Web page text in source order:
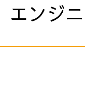
ンジ